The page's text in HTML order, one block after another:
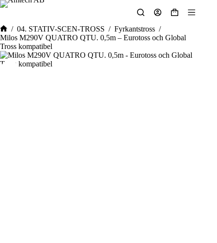
Hoppa
Varukorg
Hem
/ 04. STATIV-SCEN-TROSS / Fyrkantstross /
Milos M290V QUATRO QTU. 0,5m – Eurotoss och Global
Tross kompatibel